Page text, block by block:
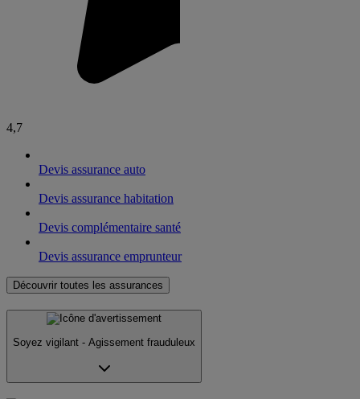
4,7
Devis assurance auto
Devis assurance habitation
Devis complémentaire santé
Devis assurance emprunteur
Découvrir toutes les assurances
Soyez vigilant - Agissement frauduleux